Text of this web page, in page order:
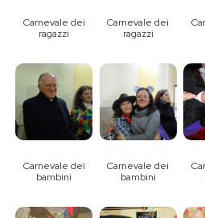
Carnevale dei
ragazzi
Carnevale dei
ragazzi
Carnevale dei
bambini
Carnevale dei
bambini